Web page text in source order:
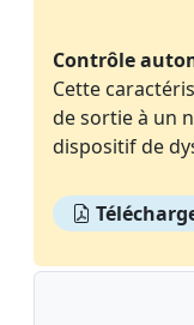
Contrôle
Cette
de sortie à un
dispositif de